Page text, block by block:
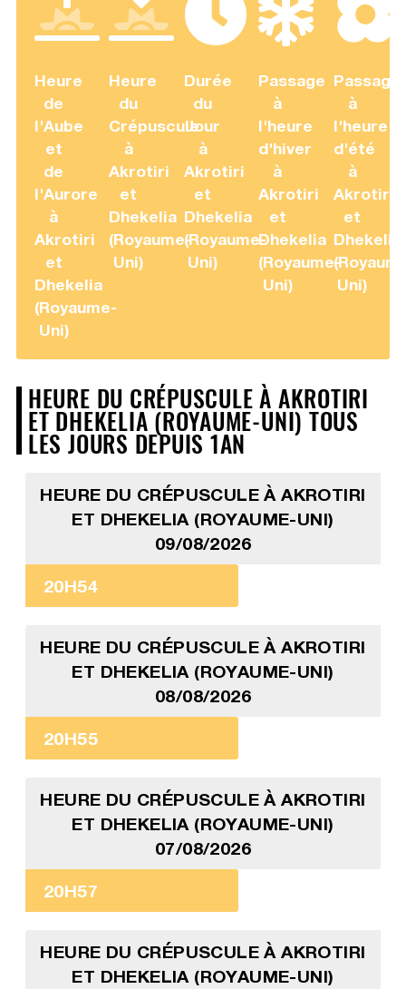
Heure
de
l'Aube
et
de
l'Aurore
à
Akrotiri
et
Dhekelia
(Royaume-
Uni)
Heure
du
Crépuscule
à
Akrotiri
et
Dhekelia
(Royaume-
Uni)
Durée
du
Jour
à
Akrotiri
et
Dhekelia
(Royaume-
Uni)
Passage
à
l'heure
d'hiver
à
Akrotiri
et
Dhekelia
(Royaume-
Uni)
Passage
à
l'heure
d'été
à
Akrotiri
et
Dhekelia
Uni)
HEURE DU CRÉPUSCULE À AKROTIRI
ET DHEKELIA (ROYAUME-UNI) TOUS
LES JOURS DEPUIS 1AN
HEURE DU CRÉPUSCULE À AKROTIRI
ET DHEKELIA (ROYAUME-UNI)
09/08/2026
20H54
HEURE DU CRÉPUSCULE À AKROTIRI
ET DHEKELIA (ROYAUME-UNI)
08/08/2026
20H55
HEURE DU CRÉPUSCULE À AKROTIRI
ET DHEKELIA (ROYAUME-UNI)
07/08/2026
20H57
HEURE DU CRÉPUSCULE À AKROTIRI
ET DHEKELIA (ROYAUME-UNI)